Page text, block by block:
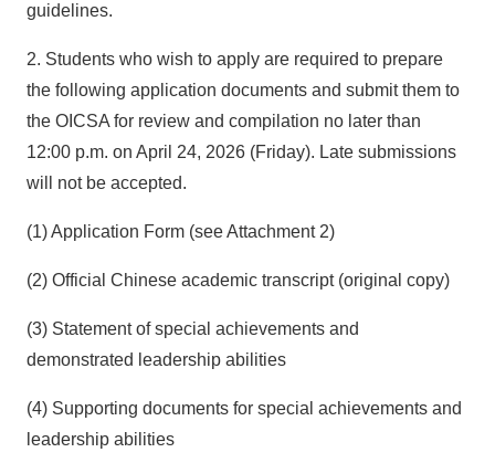
guidelines.
2. Students who wish to apply are required to prepare
the following application documents and submit them to
the OICSA for review and compilation no later than
12:00 p.m. on April 24, 2026 (Friday). Late submissions
will not be accepted.
(1) Application Form (see Attachment 2)
(2) Official Chinese academic transcript (original copy)
(3) Statement of special achievements and
demonstrated leadership abilities
(4) Supporting documents for special achievements and
leadership abilities